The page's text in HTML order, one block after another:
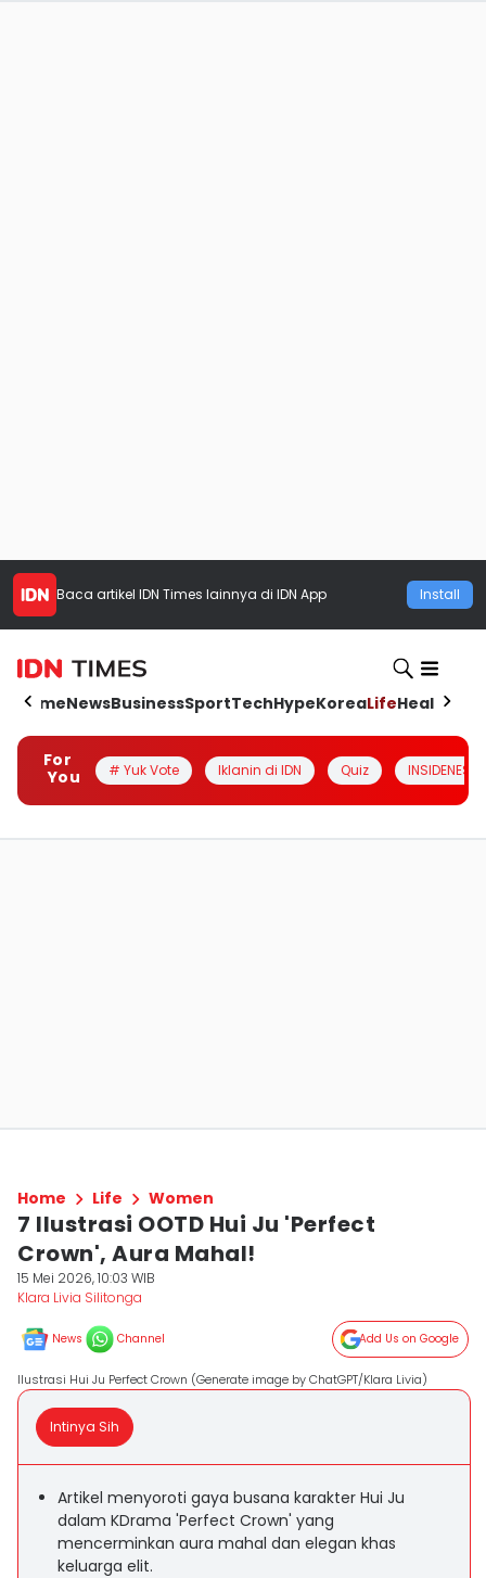
Baca artikel IDN Times lainnya di IDN App Install
HomeNewsBusinessSportTechHypeKoreaLifeHealth
For
You
# Yuk Vote Iklanin di IDN Quiz INSIDENESIA
Home Life Women
7 Ilustrasi OOTD Hui Ju 'Perfect
Crown', Aura Mahal!
15 Mei 2026, 10:03 WIB
Klara Livia Silitonga
News Channel Add Us on Google
Ilustrasi Hui Ju Perfect Crown (Generate image by ChatGPT/Klara Livia)
Intinya Sih
Artikel menyoroti gaya busana karakter Hui Ju
dalam KDrama 'Perfect Crown' yang
mencerminkan aura mahal dan elegan khas
keluarga elit.